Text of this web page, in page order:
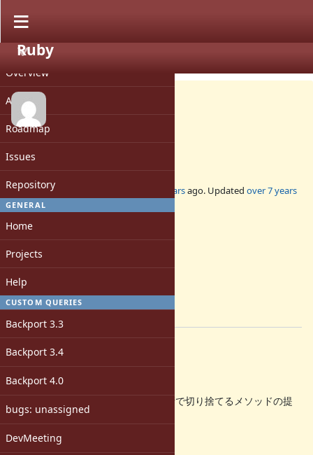
PROJECT
Overview
Activity
Roadmap
Issues
Repository
GENERAL
Home
Projects
Help
CUSTOM QUERIES
Backport 3.3
Backport 3.4
Backport 4.0
bugs: unassigned
DevMeeting
Ruby
Feature #15653
Added byosyo (manga osyo) over 7 yearsago. Updated over 7 years
ago.
Assignee:
Target version:
概要
の小数（ナノ秒）を指定した桁で切り捨てるメソッドの提
案になります。
現状